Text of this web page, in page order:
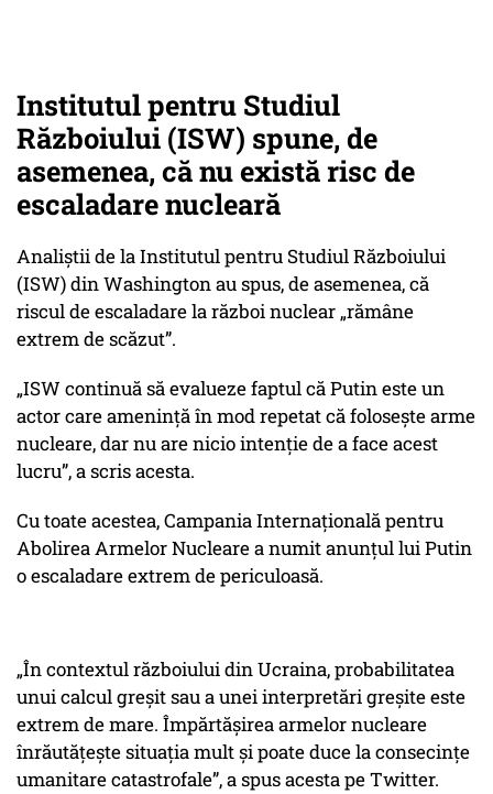
Institutul pentru Studiul
Războiului (ISW) spune, de
asemenea, că nu există risc de
escaladare nucleară
Analiştii de la Institutul pentru Studiul Războiului
(ISW) din Washington au spus, de asemenea, că
riscul de escaladare la război nuclear „rămâne
extrem de scăzut”.
„ISW continuă să evalueze faptul că Putin este un
actor care amenință în mod repetat că folosește arme
nucleare, dar nu are nicio intenție de a face acest
lucru”, a scris acesta.
Cu toate acestea, Campania Internațională pentru
Abolirea Armelor Nucleare a numit anunțul lui Putin
o escaladare extrem de periculoasă.
„În contextul războiului din Ucraina, probabilitatea
unui calcul greșit sau a unei interpretări greșite este
extrem de mare. Împărtășirea armelor nucleare
înrăutățește situația mult și poate duce la consecințe
umanitare catastrofale”, a spus acesta pe Twitter.